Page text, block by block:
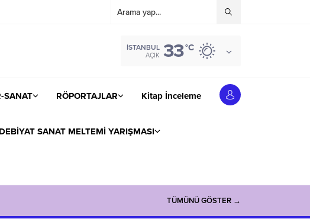
İSTANBUL
AÇIK 33°C
SANAT RÖPORTAJLAR Kitap İnceleme
SANAT MELTEMİ YARIŞMASI
TÜMÜNÜ GÖSTER →